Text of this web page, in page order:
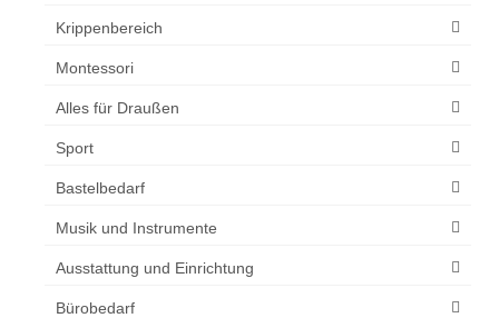
Krippenbereich
Montessori
Alles für Draußen
Sport
Bastelbedarf
Musik und Instrumente
Ausstattung und Einrichtung
Bürobedarf